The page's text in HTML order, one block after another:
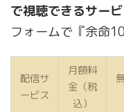
で視聴できるサー
フォームで『余命
配信サ
ービス
月額料
金（税
込）